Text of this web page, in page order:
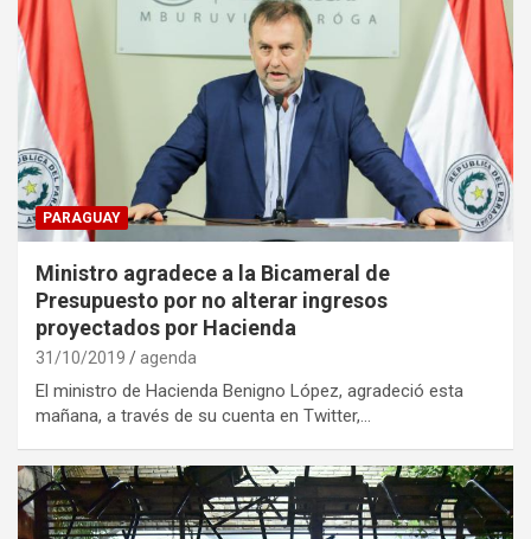
PARAGUAY
Ministro agradece a la Bicameral de
Presupuesto por no alterar ingresos
proyectados por Hacienda
31/10/2019 agenda
El ministro de Hacienda Benigno López, agradeció esta
mañana, a través de su cuenta en Twitter,…